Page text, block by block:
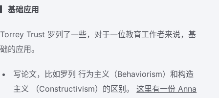
▎基础应用
Torrey Trust 罗列了一些，对于一位教育工作者来说，基
础的应用。
写论文，比如罗列 行为主义（Behaviorism）和构造
主义 （Constructivism）的区别。这里有一份 Anna